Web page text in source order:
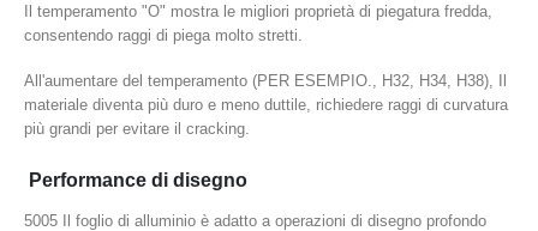
Il temperamento "O" mostra le migliori proprietà di piegatura fredda,
consentendo raggi di piega molto stretti.
All'aumentare del temperamento (PER ESEMPIO., H32, H34, H38), Il
materiale diventa più duro e meno duttile, richiedere raggi di curvatura
più grandi per evitare il cracking.
Performance di disegno
5005 Il foglio di alluminio è adatto a operazioni di disegno profondo